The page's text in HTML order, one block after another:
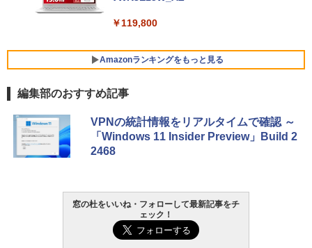
￥119,800
Amazonランキングをもっと見る
Xbox プリペイドカード 10,000円 デジタ
ルコード 【旧 Xbox ギフトカード】 [オ
ンラインコード]
Robloxギフトカード - 800 Robux 【限
定バーチャルアイテムを含む】 【オンラ
インゲームコード】 ロブロックス | オン
ラインコード版
生成AIパスポート公式テキスト 第４版
￥1,766
AIイラスト表現辞典: 思い通りの絵を引き
出す プロンプトの言葉 AI画像生成シリー
ズ (はぴーイラストLabo)
Amazon Kindle Paperwhite (16GB) 7イ
ンチディスプレイ、色調調節ライト、12
週間持続バッテリー、広告なし、ブラッ
ク
Amazon Kindle - 目に優しい、かさばら
ない、大きな画面で読みやすい、6週間持
続バッテリー、6インチディスプレイ電子
編集部のおすすめ記事
VPNの統計情報をリアルタイムで確認 ～
「Windows 11 Insider Preview」Build 2
2468
窓の杜をいいね・フォローして最新記事をチ
ェック！